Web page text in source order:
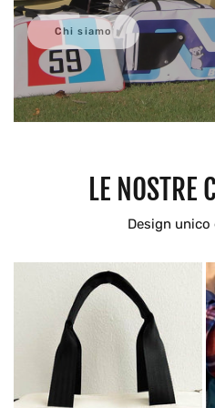
Chi siamo
LE NOSTRE
Design unico